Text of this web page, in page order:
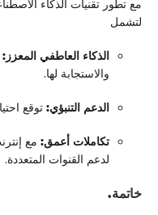
مع تطور تقنيات الذكاء
لتشمل
الذكاء العاطفي المعزز:
والاستجابة لها.
الدعم التنبؤي: توقع
تكاملات أعمق: مع
لدعم القنوات المتعددة.
خاتمة.